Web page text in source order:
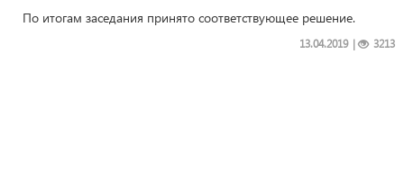
По итогам заседания принято соответствующее решение.
| 3213
13.04.2019